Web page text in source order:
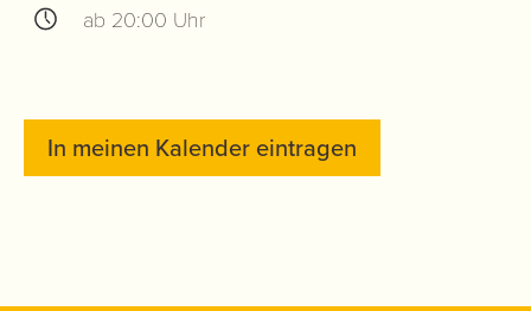
ab 20:00 Uhr
In meinen Kalender eintragen